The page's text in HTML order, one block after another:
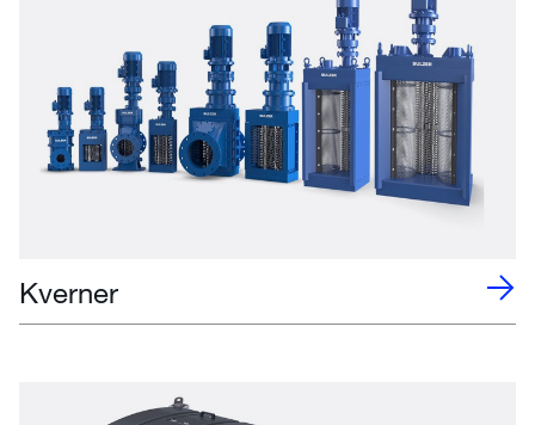
Kverner